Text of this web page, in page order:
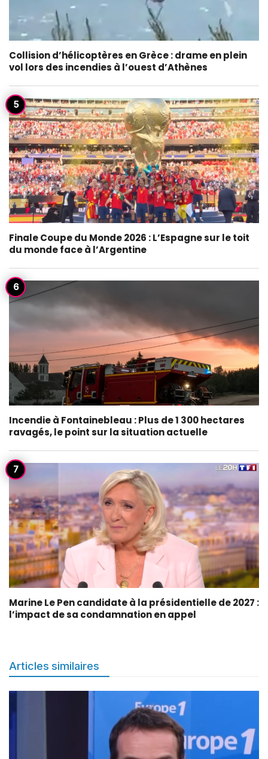
Collision d’hélicoptères en Grèce : drame en plein
vol lors des incendies à l’ouest d’Athènes
Finale Coupe du Monde 2026 : L’Espagne sur le toit
du monde face à l’Argentine
Incendie à Fontainebleau : Plus de 1 300 hectares
ravagés, le point sur la situation actuelle
Marine Le Pen candidate à la présidentielle de 2027 :
l’impact de sa condamnation en appel
Articles similaires